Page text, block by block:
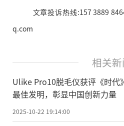
文章投诉热线:157 3889
q.com
相关新
Ulike Pro10脱毛仪获评《时代
最佳发明，彰显中国创新力量
2025-10-22 19:14:00